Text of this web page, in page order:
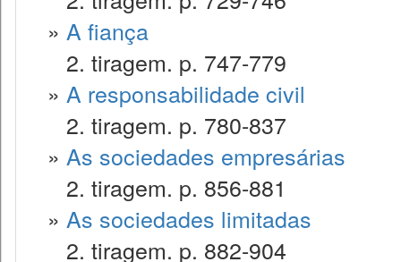
» A fiança
2. tiragem. p. 747-779
» A responsabilidade civil
2. tiragem. p. 780-837
» As sociedades empresárias
2. tiragem. p. 856-881
» As sociedades limitadas
2. tiragem. p. 882-904